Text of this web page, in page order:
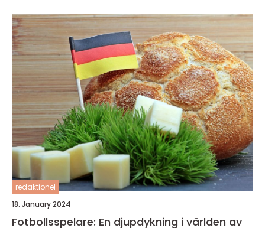
redaktionel
18. January 2024
Fotbollsspelare: En djupdykning i världen av